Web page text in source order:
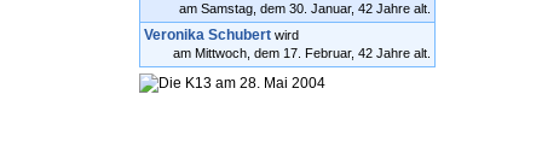
am Samstag, dem 30. Januar, 42 Jahre alt.
Veronika Schubert wird
am Mittwoch, dem 17. Februar, 42 Jahre alt.